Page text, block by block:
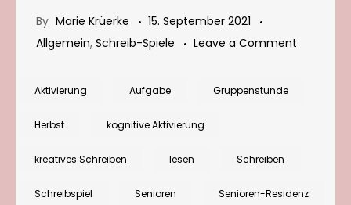
By Marie Krüerke
15. September 2021
Allgemein, Schreib-Spiele Leave a Comment
Mix
Aktivierung Aufgabe Gruppenstunde
Herbst kognitive Aktivierung
kreatives Schreiben lesen Schreiben
Schreibspiel Senioren Senioren-Residenz